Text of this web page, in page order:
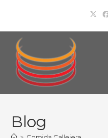
contenido
Blog